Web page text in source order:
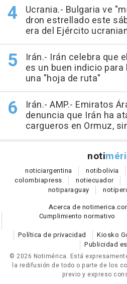
Ucrania.- Bulgaria ve
dron estrellado este
era del Ejército
Irán.- Irán celebra que
es un buen indicio
una "hoja de ruta"
Irán.- AMP.- Emiratos
denuncia que Irán ha
cargueros en Ormuz,
noti
noticiargentina notibolivia
colombiapress notiecuador
notiparaguay noti
Acerca de
Cumplimiento normativo
Política de privacidad
Kiosko
Publicidad
© 2026 Notimérica. Está
la redifusión de todo o parte de los
previo y expreso